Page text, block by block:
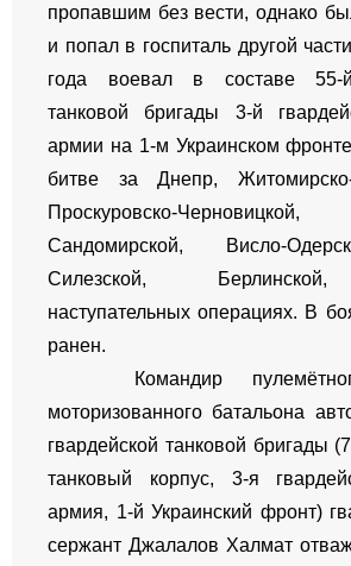
пропавшим без вести, однако
и попал в госпиталь другой
года воевал в составе 55-й
танковой бригады 3-й
армии на 1-м Украинском
битве за Днепр, Житомирско-
Проскуровско-
Сандомирской, Висло-
Силезской,
наступательных операциях. В
ранен.
Командир пулемётного
моторизованного батальона
гвардейской танковой бригады
танковый корпус, 3-я
армия, 1-й Украинский фронт)
сержант Джалалов Халмат